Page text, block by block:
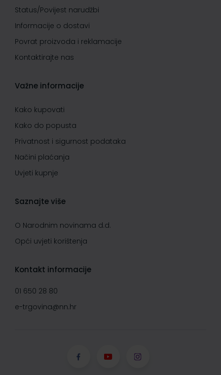
Status/Povijest narudžbi
Informacije o dostavi
Povrat proizvoda i reklamacije
Kontaktirajte nas
Važne informacije
Kako kupovati
Kako do popusta
Privatnost i sigurnost podataka
Načini plaćanja
Uvjeti kupnje
Saznajte više
O Narodnim novinama d.d.
Opći uvjeti korištenja
Kontakt informacije
01 650 28 80
e-trgovina@nn.hr